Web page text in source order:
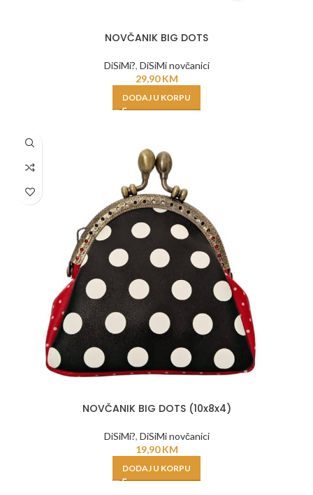
NOVČANIK BIG DOTS
DiSiMi?, DiSiMi novčanici
29,90KM
DODAJ U KORPU
NOVČANIK BIG DOTS (10x8x4)
DiSiMi?, DiSiMi novčanici
19,90KM
DODAJ U KORPU